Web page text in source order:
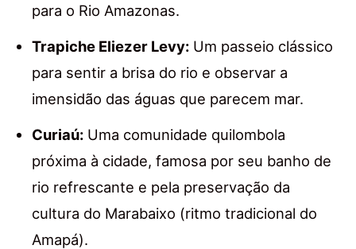
para o Rio Amazonas.
Trapiche Eliezer Levy: Um passeio clássico
para sentir a brisa do rio e observar a
imensidão das águas que parecem mar.
Curiaú: Uma comunidade quilombola
próxima à cidade, famosa por seu banho de
rio refrescante e pela preservação da
cultura do Marabaixo (ritmo tradicional do
Amapá).